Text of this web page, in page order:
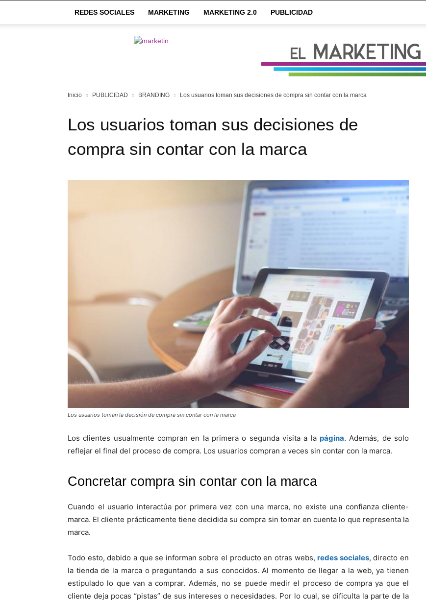
REDES SOCIALES MARKETING MARKETING 2.0 PUBLICIDAD
Inicio PUBLICIDAD BRANDING Los usuarios toman sus decisiones de compra sin contar con la marca
Los usuarios toman sus decisiones de
compra sin contar con la marca
Los usuarios toman la decisión de compra sin contar con la marca
Los clientes usualmente compran en la primera o segunda visita a la página. Además, de solo
reflejar el final del proceso de compra. Los usuarios compran a veces sin contar con la marca.
Concretar compra sin contar con la marca
Cuando el usuario interactúa por primera vez con una marca, no existe una confianza cliente-
marca. El cliente prácticamente tiene decidida su compra sin tomar en cuenta lo que representa la
marca.
Todo esto, debido a que se informan sobre el producto en otras webs,redes sociales, directo en
la tienda de la marca o preguntando a sus conocidos. Al momento de llegar a la web, ya tienen
estipulado lo que van a comprar. Además, no se puede medir el proceso de compra ya que el
cliente deja pocas “pistas” de sus intereses o necesidades. Por lo cual, se dificulta la parte de la